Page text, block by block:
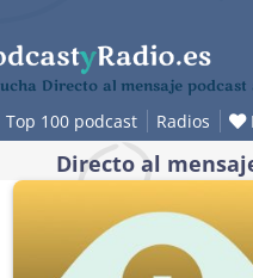
Directo al mensaje podcast
Top 100 podcast Radios
Directo al